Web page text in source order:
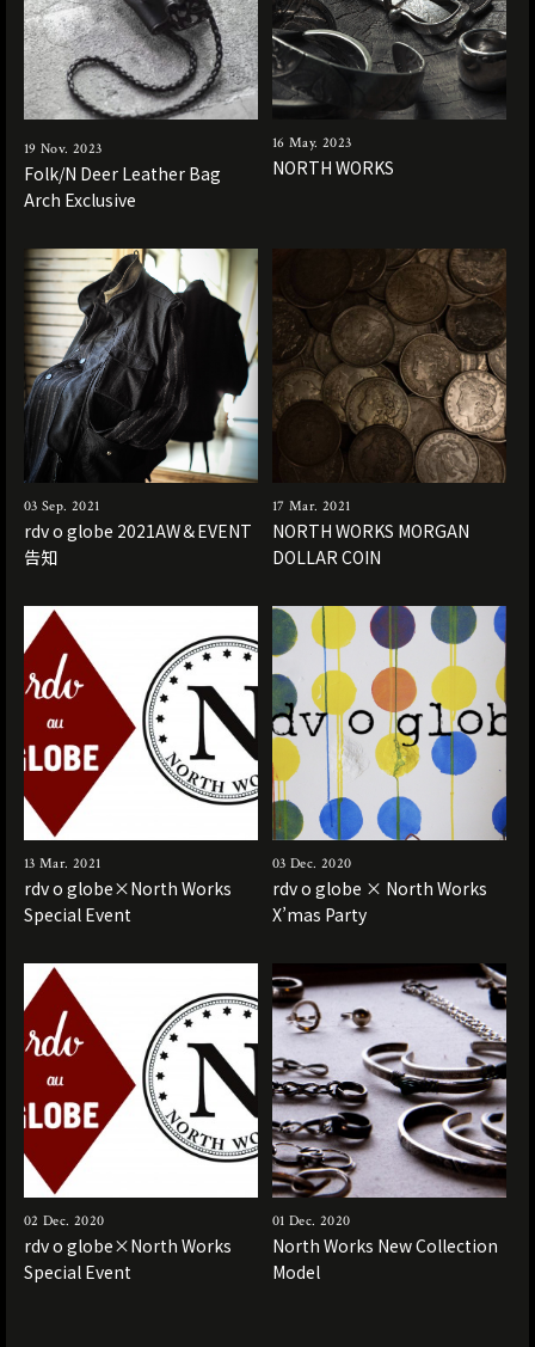
19 Nov. 2023
Folk/N Deer Leather Bag
Arch Exclusive
16 May. 2023
NORTH WORKS
03 Sep. 2021
rdv o globe 2021AW＆EVENT
告知
17 Mar. 2021
NORTH WORKS MORGAN
DOLLAR COIN
13 Mar. 2021
rdv o globe×North Works
Special Event
03 Dec. 2020
rdv o globe × North Works
X’mas Party
02 Dec. 2020
rdv o globe×North Works
Special Event
01 Dec. 2020
North Works New Collection
Model